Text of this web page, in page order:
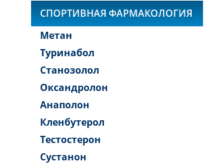
СПОРТИВНАЯ ФАРМАКОЛОГИЯ
Метан
Туринабол
Станозолол
Оксандролон
Анаполон
Кленбутерол
Тестостерон
Сустанон